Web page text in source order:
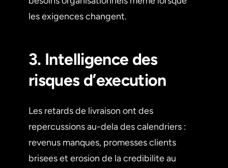
les exigences changent.
3. Intelligence des
risques d’execution
Les retards de livraison ont des
repercussions au-dela des calendriers :
revenus manques, promesses clients
brisees et erosion de la credibilite au